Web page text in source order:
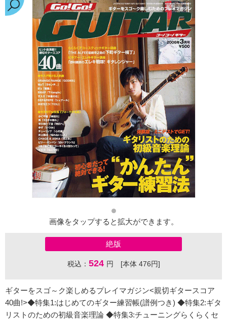
画像をタップすると拡大ができます。
絶版
税込： 524 円 [本体 476円]
ギターをスゴ～ク楽しめるプレイマガジン<親切ギタースコア
40曲!>◆特集1:はじめてのギター練習帳(譜例つき) ◆特集2:ギタ
リストのための初級音楽理論 ◆特集3:チューニングらくらくセ